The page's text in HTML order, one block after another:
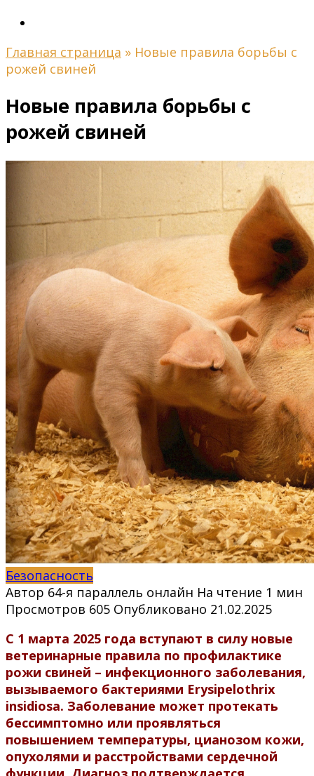
Главная страница » Новые правила борьбы с
рожей свиней
Новые правила борьбы с
рожей свиней
Безопасность
Автор 64-я параллель онлайн На чтение 1 мин
Просмотров 605 Опубликовано 21.02.2025
С 1 марта 2025 года вступают в силу новые
ветеринарные правила по профилактике
рожи свиней – инфекционного заболевания,
вызываемого бактериями Erysipelothrix
insidiosa. Заболевание может протекать
бессимптомно или проявляться
повышением температуры, цианозом кожи,
опухолями и расстройствами сердечной